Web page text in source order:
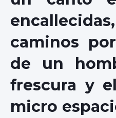
caminos
de un
frescura y
micro